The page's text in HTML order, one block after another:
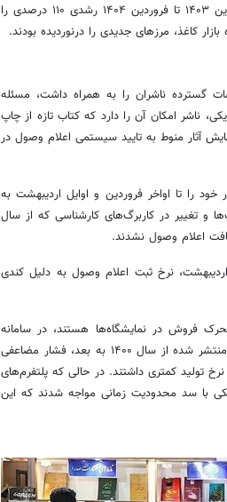
این تغییر سیاست در حالی رخ داد که میانگین قیمت کتاب از فروردین ۱۴۰۳ تا فروردین ۱۴۰۴ رشدی ۱۱۰ درصدی را
کاغذ، مرزهای جدیدی را درنوردیده بودند.
گسترده ناشران را به همراه داشت، مسئله
ناشر امکان آن را دارد که کتاب تازه از چاپ
آثار منوط به تایید سیستمی اعلام وصول در
را تا اواخر فروردین و اوایل اردیبهشت به
و تغییر در کاربرگ‌های کارشناسی که از سال
شده، از ابتدای سال ۱۴۰۵ تا اواسط اردیبهشت، نرخ ثبت اعلام وصول به دلیل کندی
فروش در نمایشگاه‌ها هستند، در سامانه
مجازی غایب باشند. از سوی دیگر، محدودیت عرضه آثار به کتاب‌های منتشر شده از سال ۱۴۰۰ به بعد، فشار مضاعفی
تولید کمتری داشتند. در حالی که پلتفرم‌های
با سد محدودیت زمانی مواجه شدند که این